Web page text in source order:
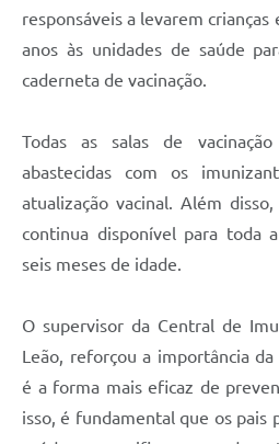
responsáveis a levarem
anos às unidades de saúde
caderneta de vacinação.
Todas as salas de
abastecidas com os
atualização vacinal. Além
continua disponível para toda
seis meses de idade.
O supervisor da Central de
Leão, reforçou a importância da
é a forma mais eficaz de
isso, é fundamental que os pais